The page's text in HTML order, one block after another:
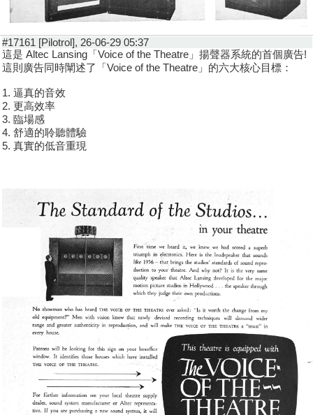
#17161 [Pilotrol], 26-06-29 05:37
這是 Altec Lansing「Voice of the Theatre」揚聲器系統的首個廣告!
這則廣告同時闡述了「Voice of the Theatre」的六大核心目標：
1. 逼真的音效
2. 更高效率
3. 臨場感
4. 舒適的聆聽體驗
5. 真實的低音重現